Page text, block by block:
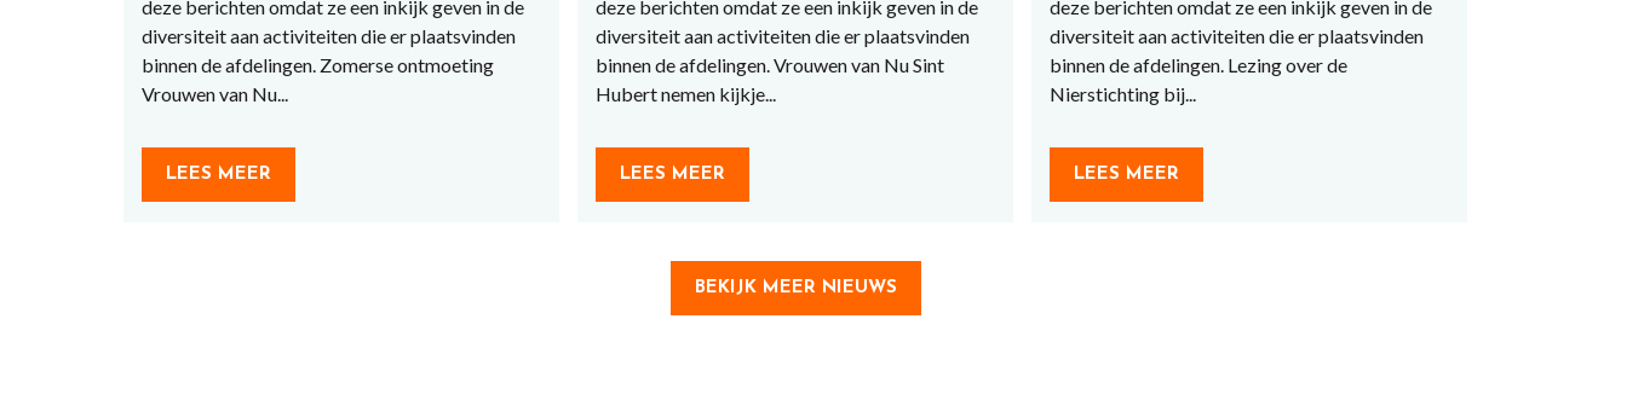
deze berichten omdat ze een inkijk geven in de
diversiteit aan activiteiten die er plaatsvinden
binnen de afdelingen. Zomerse ontmoeting
Vrouwen van Nu...
LEES MEER
deze berichten omdat ze een inkijk geven in de
diversiteit aan activiteiten die er plaatsvinden
binnen de afdelingen. Vrouwen van Nu Sint
Hubert nemen kijkje...
LEES MEER
deze berichten omdat ze een inkijk geven in de
diversiteit aan activiteiten die er plaatsvinden
binnen de afdelingen. Lezing over de
Nierstichting bij...
LEES MEER
BEKIJK MEER NIEUWS